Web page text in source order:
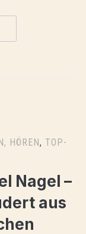
HÖREN, TOP-
Nagel –
aus